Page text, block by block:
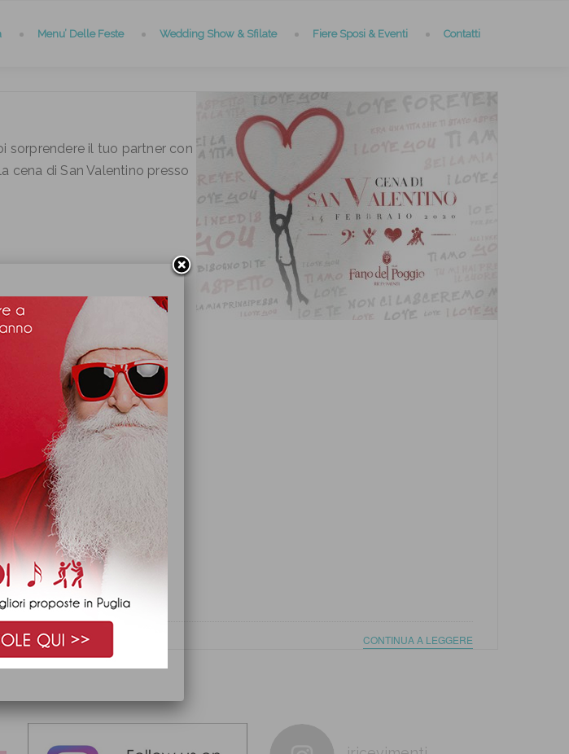
Menu’ Delle Feste Wedding Show & Sfilate Fiere Sposi & Eventi Contatti
sorprendere il tuo partner con
cena di San Valentino presso
CONTINUA A LEGGERE